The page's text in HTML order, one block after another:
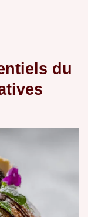
du